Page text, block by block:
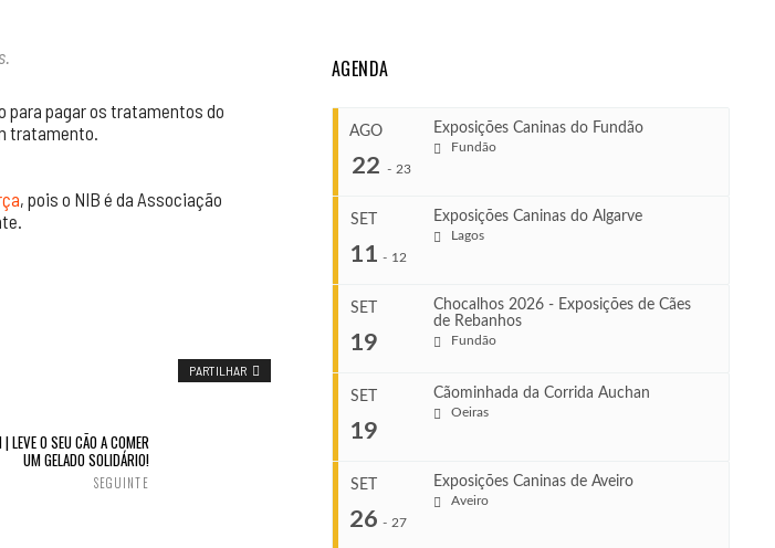
para pagar os tratamentos do
tratamento.
, pois o NIB é da Associação
PARTILHAR
LEVE O SEU CÃO A COMER
UM GELADO SOLIDÁRIO!
SEGUINTE
AGENDA
AGO
22 - 23
Exposições Caninas do Fundão
Fundão
Ago 22, 2026
Ago 23, 2026
VENUE
SET
11 - 12
Exposições Caninas do Algarve
Lagos
Set 11, 2026
Set 12, 2026
VENUE
SET
19
Chocalhos 2026 - Exposições de Cães
de Rebanhos
Fundão
COMEÇA
SET
19
Cãominhada da Corrida Auchan
Oeiras
SET
26 - 27
Exposições Caninas de Aveiro
Aveiro